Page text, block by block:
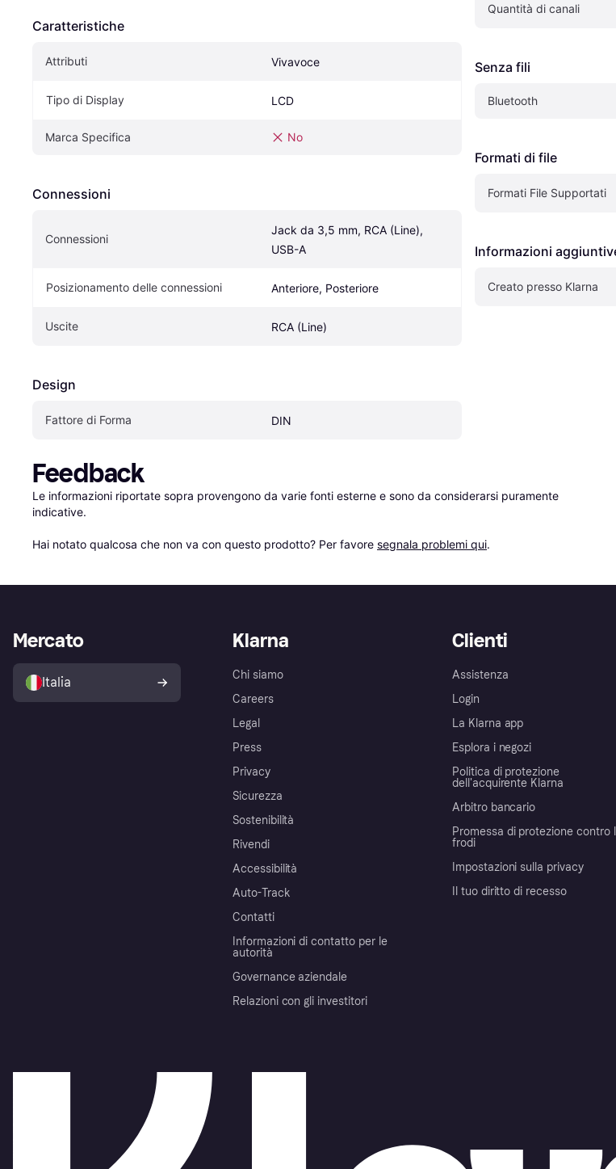
Caratteristiche
Attributi Vivavoce
Tipo di Display LCD
Marca Specifica No
Connessioni
Connessioni
Jack da 3,5 mm, RCA (Line),
USB-A
Posizionamento delle connessioni Anteriore, Posteriore
Uscite RCA (Line)
Design
Fattore di Forma DIN
Quantità di canali
Senza fili
Bluetooth
Formati di file
Formati File Supportati
Informazioni
Creato presso Klarna
Feedback
Le informazioni riportate sopra provengono da varie fonti esterne e sono da considerarsi puramente
indicative.
Hai notato qualcosa che non va con questo prodotto? Per favore segnala problemi qui.
Klarna
Chi siamo
Careers
Legal
Press
Privacy
Sicurezza
Sostenibilità
Rivendi
Accessibilità
Auto-Track
Contatti
Informazioni di contatto per le
autorità
Governance aziendale
Relazioni con gli investitori
Clienti
Assistenza
Login
La Klarna app
Esplora i negozi
Politica di protezione
dell'acquirente Klarna
Arbitro bancario
Promessa di protezione contro
frodi
Impostazioni sulla privacy
Il tuo diritto di recesso
Mercato
Italia